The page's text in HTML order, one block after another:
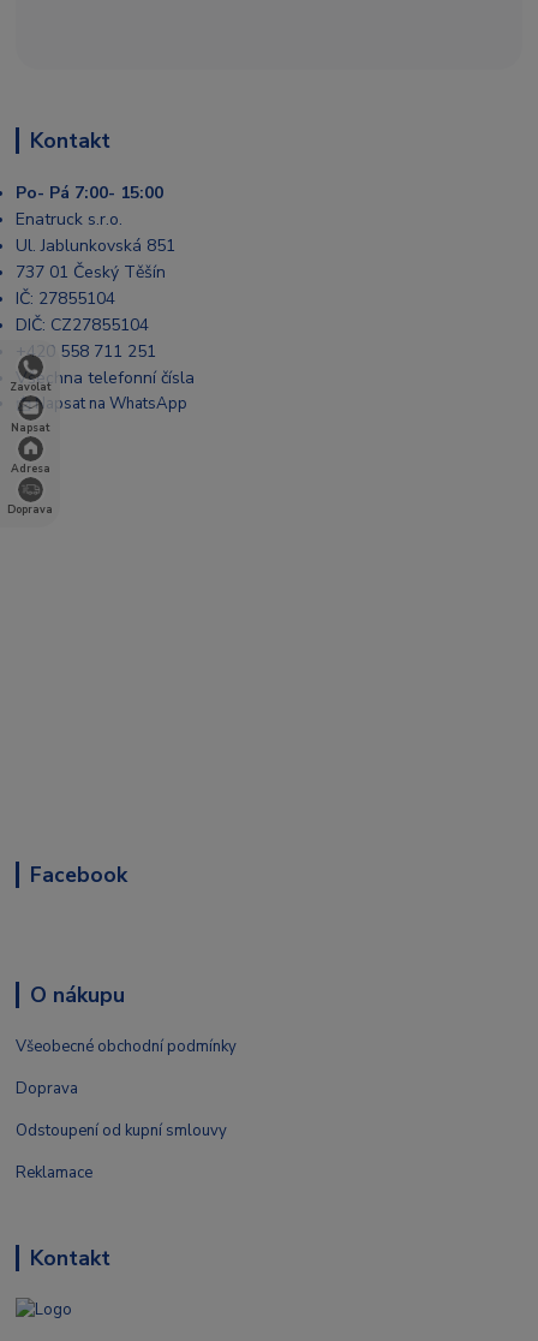
Zavolat
Napsat
Adresa
Doprava
Kontakt
Po- Pá 7:00- 15:00
Enatruck s.r.o.
Ul. Jablunkovská 851
737 01 Český Těšín
IČ: 27855104
DIČ: CZ27855104
+420 558 711 251
Všechna telefonní čísla
📩 Napsat na WhatsApp
Facebook
O nákupu
Všeobecné obchodní podmínky
Doprava
Odstoupení od kupní smlouvy
Reklamace
Kontakt